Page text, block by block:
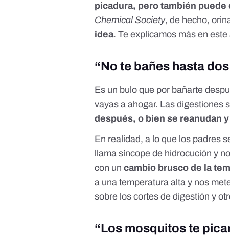
picadura, pero también puede
Chemical Society, de hecho,
idea. Te explicamos más en este
“No te bañes hasta
Es un bulo que por bañarte
vayas a ahogar. Las digestiones
después, o bien se reanudan
En realidad, a lo que los padres
llama síncope de hidrocución y
con uncambio brusco de la
a una temperatura alta y nos
sobre los cortes de digestión y
“Los mosquitos te